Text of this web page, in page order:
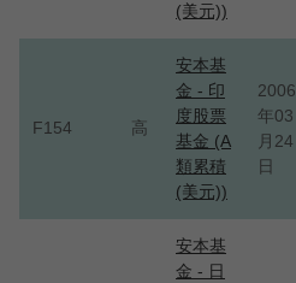
(美元))
F154 高
安本基
金 - 印
度股票
基金 (A
類累積
(美元))
2006
年03
月24
日
安本基
金 - 日